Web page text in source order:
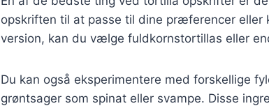
opskriften til at passe til dine præferencer eller
version, kan du vælge fuldkornstortillas eller
Du kan også eksperimentere med forskellige
grøntsager som spinat eller svampe. Disse